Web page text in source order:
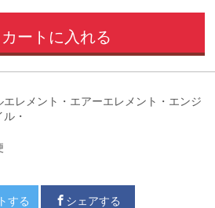
カートに入れる
エレメント・エアーエレメント・エンジ
・
する シェアする